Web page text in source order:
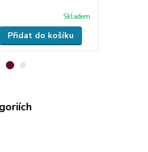
Skladem
Přidat do košíku